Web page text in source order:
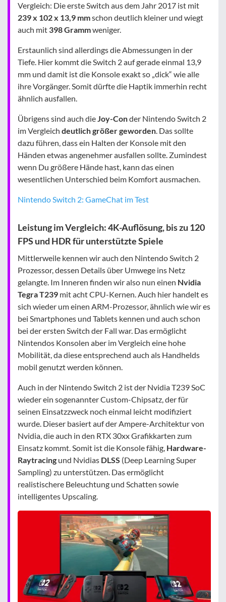
Vergleich: Die erste Switch aus dem Jahr 2017 ist mit
239 x 102 x 13,9 mmschon deutlich kleiner und wiegt
auch mit 398 Grammweniger.
Erstaunlich sind allerdings die Abmessungen in der
Tiefe. Hier kommt die Switch 2 auf gerade einmal 13,9
mm und damit ist die Konsole exakt so „dick“ wie alle
ihre Vorgänger. Somit dürfte die Haptik immerhin recht
ähnlich ausfallen.
Übrigens sind auch dieJoy-Conder Nintendo Switch 2
im Vergleich deutlich größer geworden. Das sollte
dazu führen, dass ein Halten der Konsole mit den
Händen etwas angenehmer ausfallen sollte. Zumindest
wenn Du größere Hände hast, kann das einen
wesentlichen Unterschied beim Komfort ausmachen.
Nintendo Switch 2: GameChat im Test
Leistung im Vergleich: 4K-Auflösung, bis zu 120
FPS und HDR für unterstützte Spiele
Mittlerweile kennen wir auch den Nintendo Switch 2
Prozessor, dessen Details über Umwege ins Netz
gelangte. Im Inneren finden wir also nun einen Nvidia
Tegra T239 mit acht CPU-Kernen. Auch hier handelt es
sich wieder um einen ARM-Prozessor, ähnlich wie wir es
bei Smartphones und Tablets kennen und auch schon
bei der ersten Switch der Fall war. Das ermöglicht
Nintendos Konsolen aber im Vergleich eine hohe
Mobilität, da diese entsprechend auch als Handhelds
mobil genutzt werden können.
Auch in der Nintendo Switch 2 ist der Nvidia T239 SoC
wieder ein sogenannter Custom-Chipsatz, der für
seinen Einsatzzweck noch einmal leicht modifiziert
wurde. Dieser basiert auf der Ampere-Architektur von
Nvidia, die auch in den RTX 30xx Grafikkarten zum
Einsatz kommt. Somit ist die Konsole fähig, Hardware-
Raytracing und Nvidias DLSS (Deep Learning Super
Sampling) zu unterstützen. Das ermöglicht
realistischere Beleuchtung und Schatten sowie
intelligentes Upscaling.